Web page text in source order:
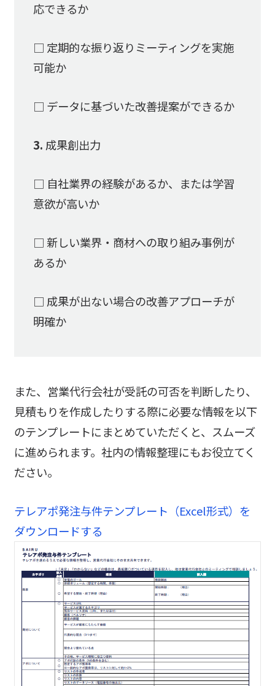
応できるか
□ 定期的な振り返りミーティングを実施
可能か
□ データに基づいた改善提案ができるか
3. 成果創出力
□ 自社業界の経験があるか、または学習
意欲が高いか
□ 新しい業界・商材への取り組み事例が
あるか
□ 成果が出ない場合の改善アプローチが
明確か
また、営業代行会社が受託の可否を判断したり、
見積もりを作成したりする際に必要な情報を以下
のテンプレートにまとめていただくと、スムーズ
に進められます。社内の情報整理にもお役立てく
ださい。
テレアポ発注与件テンプレート（Excel形式）を
ダウンロードする